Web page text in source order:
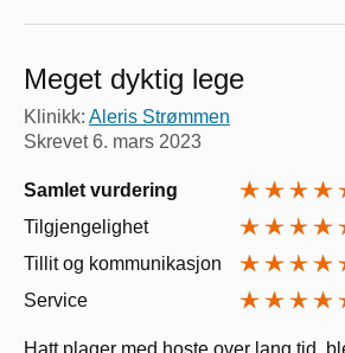
Meget dyktig lege
Klinikk: Aleris Strømmen
Skrevet6. mars 2023
Samlet vurdering
Tilgjengelighet
Tillit og kommunikasjon
Service
Hatt plager med hoste over lang tid,